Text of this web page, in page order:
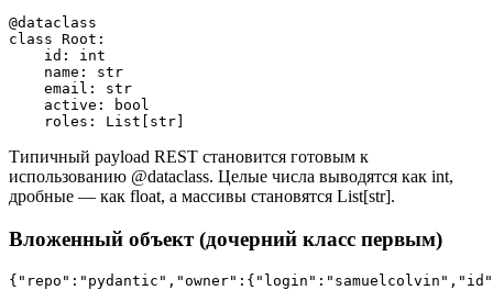
@dataclass
class Root:
    id: int
    name: str
    email: str
    active: bool
Типичный payload REST становится готовым к
использованию @dataclass. Целые числа выводятся как int,
дробные — как float, а массивы становятся List[str].
Вложенный объект (дочерний класс первым)